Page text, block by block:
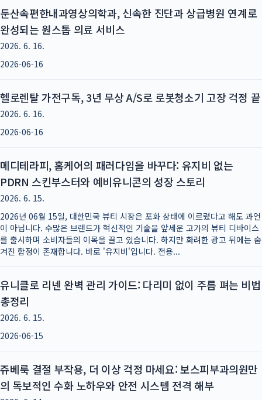
둔산속편한내과영상의학과, 신속한 진단과 상급병원 연계로
완성되는 원스톱 의료 서비스
2026. 6. 16.
2026-06-16
헬로렌탈 가전구독, 3년 무상 A/S로 로봇청소기 고장 걱정 끝
2026. 6. 16.
2026-06-16
메디테라피, 홈케어의 패러다임을 바꾸다: 유지비 없는
PDRN 스킨부스터와 예비유니콘의 성장 스토리
2026. 6. 15.
2026년 06월 15일, 대한민국 뷰티 시장은 포화 상태에 이르렀다고 해도 과언
이 아닙니다. 수많은 브랜드가 혁신적인 기술을 앞세운 고가의 뷰티 디바이스
를 출시하며 소비자들의 이목을 끌고 있습니다. 하지만 화려한 광고 뒤에는 숨
겨진 함정이 존재합니다. 바로 '유지비'입니다. 전용...
유니클로 리넨 완벽 관리 가이드: 다리미 없이 주름 펴는 비법
총정리
2026. 6. 15.
2026-06-15
쥬베룩 결절 부작용, 더 이상 걱정 마세요: 보스피부과의원만
의 독보적인 수화 노하우와 안전 시스템 전격 해부